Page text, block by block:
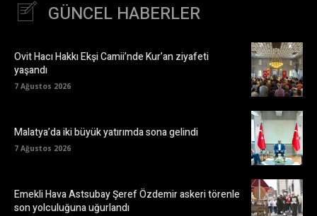
GÜNCEL HABERLER
Ovit Hacı Hakkı Ekşi Camii’nde Kur’an ziyafeti
yaşandı
7 Ağustos 2026
Malatya’da iki büyük yatırımda sona gelindi
7 Ağustos 2026
Emekli Hava Astsubay Şeref Özdemir askeri törenle
son yolculuğuna uğurlandı